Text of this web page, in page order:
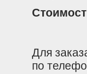
Для
по